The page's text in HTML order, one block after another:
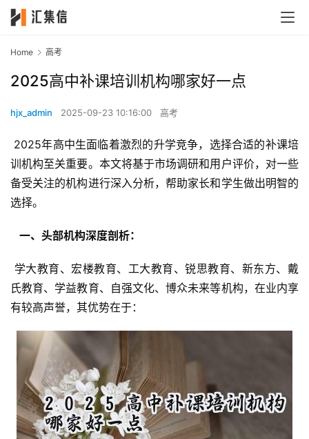
Home 高考
2025高中补课培训机构哪家好一点
hjx_admin 2025-09-23 10:16:00 高考
训机构至关重要。本文将基于市场调研和用户评价，对一些
备受关注的机构进行深入分析，帮助家长和学生做出明智的
选择。
  一、头部机构深度剖析：
氏教育、学益教育、自强文化、博众未来等机构，在业内享
有较高声誉，其优势在于：